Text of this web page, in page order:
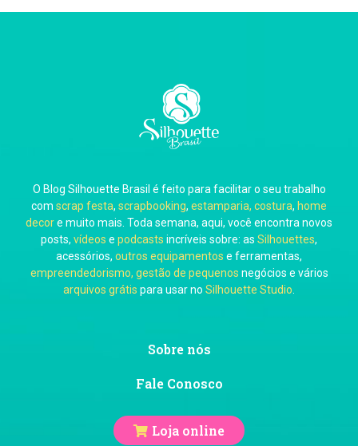
Carla Eschberger
Carol Pessoa
Ju Mirthes
O Blog Silhouette Brasil é feito para facilitar o seu trabalho
com scrap festa, scrapbooking, estamparia, costura, home
decore muito mais. Toda semana, aqui, você encontra novos
posts, vídeos e podcasts incríveis sobre: as Silhouettes,
acessórios, outros equipamentos e ferramentas,
empreendedorismo, gestão de pequenos negócios e vários
arquivos grátis para usar no Silhouette Studio
Sobre nós
Fale Conosco
Loja online